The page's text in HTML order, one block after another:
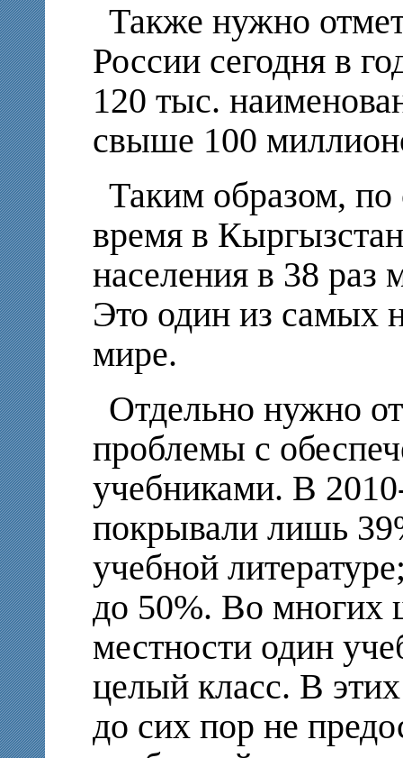
Также нужно
России сегодня в
120 тыс.
свыше 100
Таким образом, по
время в
населения в 38
Это один из самых
мире.
Отдельно нужно
проблемы с
учебниками. В
покрывали лишь
учебной
до 50%. Во многих
местности один
целый класс. В
до сих пор не